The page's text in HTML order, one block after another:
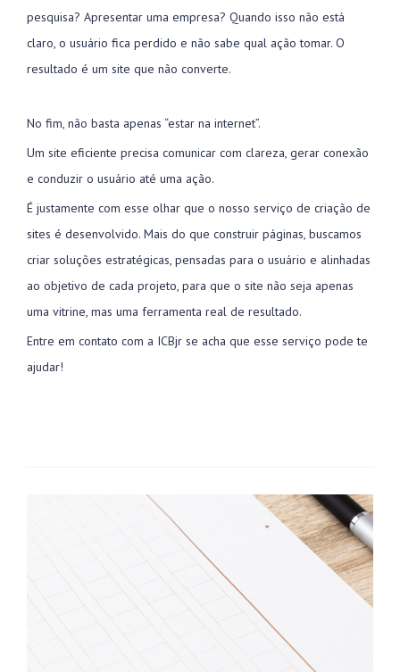
pesquisa? Apresentar uma empresa? Quando isso não está
claro, o usuário fica perdido e não sabe qual ação tomar. O
resultado é um site que não converte.
No fim, não basta apenas “estar na internet”.
Um site eficiente precisa comunicar com clareza, gerar conexão
e conduzir o usuário até uma ação.
É justamente com esse olhar que o nosso serviço de criação de
sites é desenvolvido. Mais do que construir páginas, buscamos
criar soluções estratégicas, pensadas para o usuário e alinhadas
ao objetivo de cada projeto, para que o site não seja apenas
uma vitrine, mas uma ferramenta real de resultado.
Entre em contato com a ICBjr se acha que esse serviço pode te
ajudar!